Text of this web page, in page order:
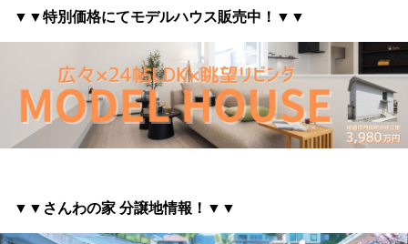
▼▼特別価格にてモデルハウス販売中！▼▼
▼▼さんわの家 分譲地情報 ！▼▼